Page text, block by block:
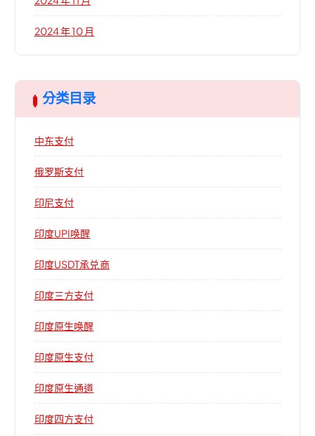
2024 年 10 月
分类目录
中东支付
俄罗斯支付
印尼支付
印度UPI唤醒
印度USDT承兑商
印度三方支付
印度原生唤醒
印度原生支付
印度原生通道
印度四方支付